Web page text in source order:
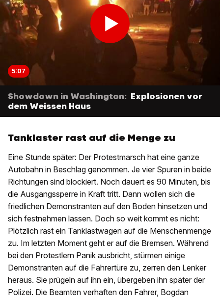
5:07
Showdown in Washington: Explosionen vor
dem Weissen Haus
Tanklaster rast auf die Menge zu
Eine Stunde später: Der Protestmarsch hat eine ganze
Autobahn in Beschlag genommen. Je vier Spuren in beide
Richtungen sind blockiert. Noch dauert es 90 Minuten, bis
die Ausgangssperre in Kraft tritt. Dann wollen sich die
friedlichen Demonstranten auf den Boden hinsetzen und
sich festnehmen lassen. Doch so weit kommt es nicht:
Plötzlich rast ein Tanklastwagen auf die Menschenmenge
zu. Im letzten Moment geht er auf die Bremsen. Während
bei den Protestlern Panik ausbricht, stürmen einige
Demonstranten auf die Fahrertüre zu, zerren den Lenker
heraus. Sie prügeln auf ihn ein, übergeben ihn später der
Polizei. Die Beamten verhaften den Fahrer, Bogdan